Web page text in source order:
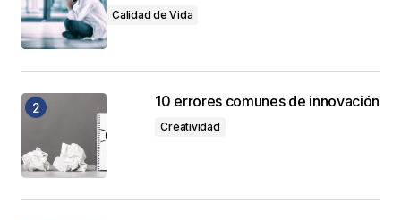
Calidad de Vida
10 errores comunes de innovación
Creatividad